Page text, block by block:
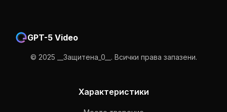
GPT-5 Video
© 2025 __Защитена_0__. Всички права запазени.
Характеристики